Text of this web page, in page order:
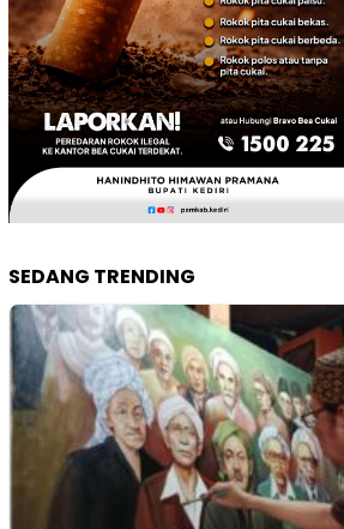
SEDANG TRENDING